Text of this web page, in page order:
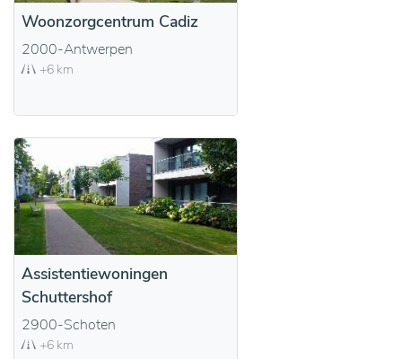
Woonzorgcentrum Cadiz
2000-Antwerpen
+6 km
Assistentiewoningen
Schuttershof
2900-Schoten
+6 km